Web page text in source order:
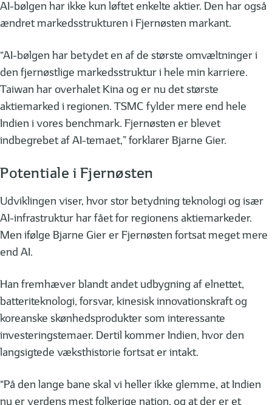
AI-bølgen har ikke kun løftet enkelte aktier. Den har også
ændret markedsstrukturen i Fjernøsten markant.
“AI-bølgen har betydet en af de største omvæltninger i
den fjernøstlige markedsstruktur i hele min karriere.
Taiwan har overhalet Kina og er nu det største
aktiemarked i regionen. TSMC fylder mere end hele
Indien i vores benchmark. Fjernøsten er blevet
indbegrebet af AI-temaet,” forklarer Bjarne Gier.
Potentiale i Fjernøsten
Udviklingen viser, hvor stor betydning teknologi og især
AI-infrastruktur har fået for regionens aktiemarkeder.
Men ifølge Bjarne Gier er Fjernøsten fortsat meget mere
end AI.
Han fremhæver blandt andet udbygning af elnettet,
batteriteknologi, forsvar, kinesisk innovationskraft og
koreanske skønhedsprodukter som interessante
investeringstemaer. Dertil kommer Indien, hvor den
langsigtede væksthistorie fortsat er intakt.
“På den lange bane skal vi heller ikke glemme, at Indien
nu er verdens mest folkerige nation, og at der er et